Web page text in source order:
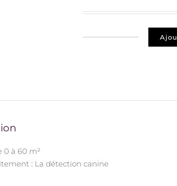
0 à 60 m²
: La détection canine